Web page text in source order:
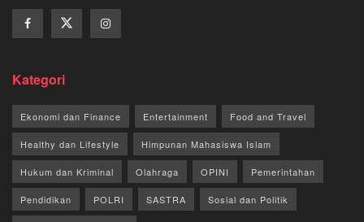
Kategori
Ekonomi dan Finance Entertainment Food and Travel
Healthy dan Lifestyle Himpunan Mahasiswa Islam
Hukum dan Kriminal Olahraga OPINI Pemerintahan
Pendidikan POLRI SASTRA Sosial dan Politik